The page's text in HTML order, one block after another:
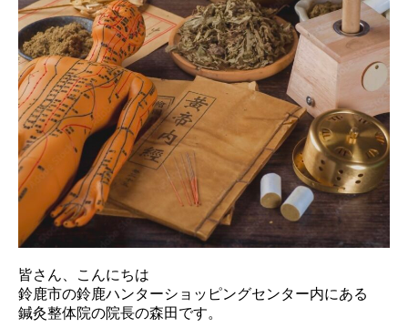
​皆さん、こんにちは
鈴鹿市の鈴鹿ハンターショッピングセンター内にある
鍼灸整体院の院長の森田です。